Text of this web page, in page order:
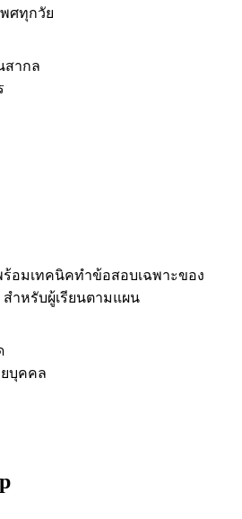
ศทุกวัย
สากล
ร้อมเทคนิคทำข้อสอบเฉพาะของ
สำหรับผู้เรียนตามแผน
บุคคล